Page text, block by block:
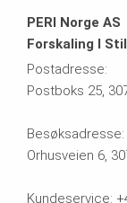
PERI Norge AS
Forskaling I
Postadresse:
Postboks 25,
Besøksadresse:
Orhusveien 6,
Kundeservice: